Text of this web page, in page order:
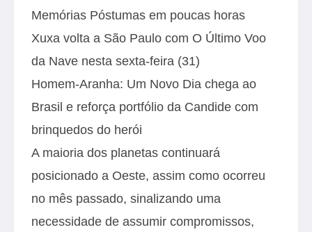
Memórias Póstumas em poucas horas
Xuxa volta a São Paulo com O Último Voo
da Nave nesta sexta-feira (31)
Homem-Aranha: Um Novo Dia chega ao
Brasil e reforça portfólio da Candide com
brinquedos do herói
A maioria dos planetas continuará
posicionado a Oeste, assim como ocorreu
no mês passado, sinalizando uma
necessidade de assumir compromissos,